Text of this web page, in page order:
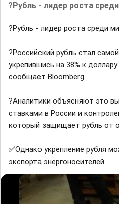
?Рубль - лидер роста
?Рубль - лидер роста среди
?Российский рубль стал
укрепившись на 38% к
сообщает Bloomberg.
?Аналитики объясняют это
ставками в России и
который защищает рубль от
✅Однако укрепление рубля
экспорта энергоносителей.